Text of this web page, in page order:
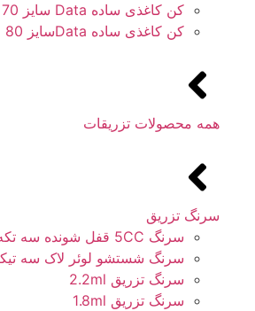
کن کاغذی ساده Data سایز 70
کن کاغذی ساده Dataسایز 80
همه محصولات تزریقات
سرنگ تزریق
سرنگ 5CC قفل شونده سه تکه نوک کند
سرنگ شستشو لوئر لاک سه تیکه
سرنگ تزریق 2.2ml
سرنگ تزریق 1.8ml